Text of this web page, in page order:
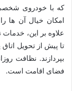
که با خودروی شخصی
امکان خیال آن ها
علاوه بر این،
تا پیش از تحویل
بپردازند. نظافت
فضای اقامت است.